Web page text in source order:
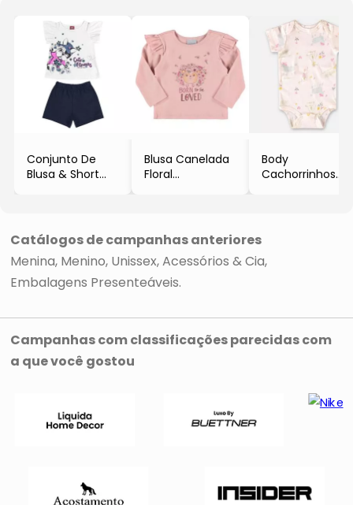
Conjunto De
Blusa & Short
Blusa Canelada
Floral
Body
Cachorrinhos
Catálogos de campanhas anteriores
Menina Menino Unissex Acessórios & Cia
Embalagens Presenteáveis
Campanhas com classificações parecidas com
a que você gostou